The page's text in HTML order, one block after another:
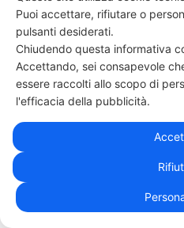
NON ERA CIÒ
Puoi accettare, rifiutare o
pulsanti desiderati.
Chiudendo questa informativa
Accettando, sei consapevole
essere raccolti allo scopo di
l'efficacia della pubblicità.